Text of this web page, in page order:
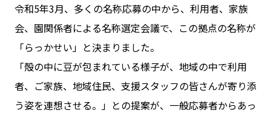
令和5年3月、多くの名称応募の中から、利用者、家族
会、園関係者による名称選定会議で、この拠点の名称が
「らっかせい」と決まりました。
「殻の中に豆が包まれている様子が、地域の中で利用
者、ご家族、地域住民、支援スタッフの皆さんが寄り添
う姿を連想させる。」との提案が、一般応募者からあっ